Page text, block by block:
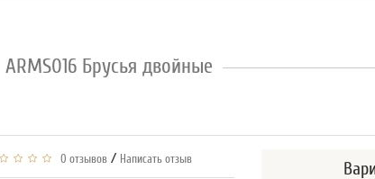
ARMS016 Брусья двойные
0 отзывов / Написать отзыв